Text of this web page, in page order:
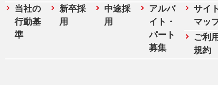
当社の
行動基
準
新卒採
用
中途採
用
アルバ
イト・
パート
募集
サイ
マッ
ご利
規約